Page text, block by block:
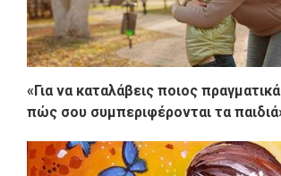
«Για να καταλάβεις ποιος
πώς σου συμπεριφέρονται τα